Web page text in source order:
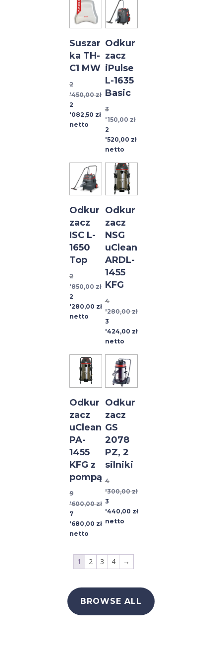
Suszar
ka TH-
C1 MW
2
'450,00zł
Pierwotna
cena
wynosiła:
2
'082,50 zł
cena
wynosi:
2
'082,50 zł.
netto
Odkur
zacz
iPulse
L-1635
Basic
3
'150,00zł
Pierwotna
cena
wynosiła:
'150,00 zł.
2
'520,00 zł
netto
Odkur
zacz
ISC L-
1650
Top
2
'850,00zł
Pierwotna
cena
wynosiła:
2
'280,00 złcena
wynosi:
2
'280,00 zł.
netto
Odkur
zacz
NSG
uClean
ARDL-
1455
KFG
4
'280,00zł
Pierwotna
cena
wynosiła:
'280,00 zł.
3
'424,00 złcena
netto
Odkur
zacz
uClean
PA-
1455
KFG z
pompą
9
'600,00zł
Pierwotna
cena
wynosiła:
'600,00 zł.
7
'680,00 zł
Aktualna
cena
'680,00 zł.
netto
Odkur
zacz
GS
2078
PZ, 2
silniki
4
'300,00zł
Pierwotna
cena
wynosiła:
3
'440,00 zł
Aktualna
'440,00 zł.
netto
1 2 3 4 →
BROWSE ALL